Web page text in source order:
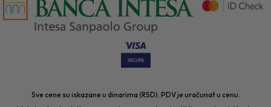
Sve cene su iskazane u dinarima (RSD). PDV je uračunat u cenu.